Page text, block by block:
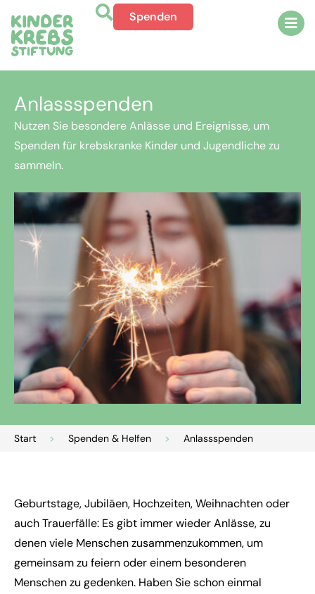
Spenden
Anlassspenden
Nutzen Sie besondere Anlässe und Ereignisse, um
Spenden für krebskranke Kinder und Jugendliche zu
sammeln.
Start > Spenden & Helfen > Anlassspenden
Geburtstage, Jubiläen, Hochzeiten, Weihnachten oder
auch Trauerfälle: Es gibt immer wieder Anlässe, zu
denen viele Menschen zusammenzukommen, um
gemeinsam zu feiern oder einem besonderen
Menschen zu gedenken. Haben Sie schon einmal